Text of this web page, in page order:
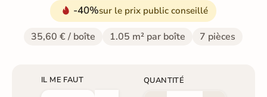
-40%sur le prix public conseillé
35,60 € / boîte 1.05 m² par boîte 7 pièces
IL ME FAUT QUANTITÉ